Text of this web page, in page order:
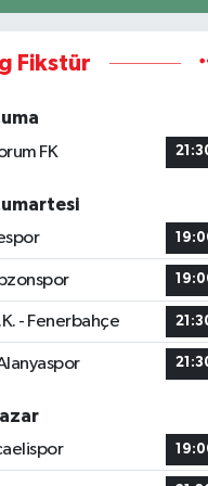
Fikstür
FK
- Fenerbahçe